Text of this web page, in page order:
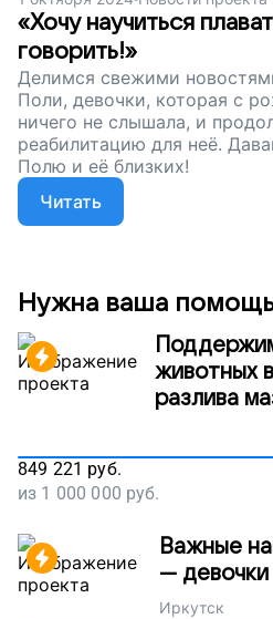
«Хочу научиться
говорить!»
Делимся свежими
Поли, девочки, которая с
ничего не слышала, и
реабилитацию для неё.
Полю и её близких!
Читать
Нужна ваша
животных
разлива
849 221 руб.
из 1 000 000 руб.
Важные
—
Иркутск